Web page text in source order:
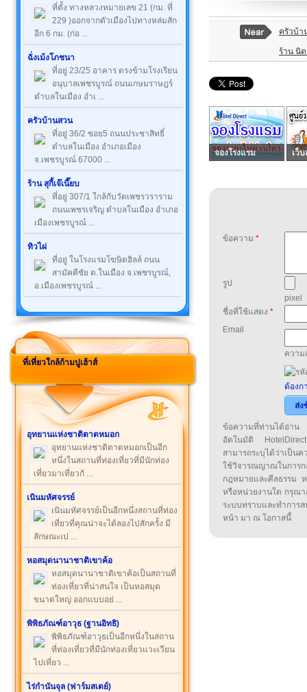
ที่ตั้ง ทางหลวงหมายเลข 21 (กม. ที่
229 )ออกจากตัวเมืองไปทางหล่มสัก
อีก 6 กม. (ก่อ ...
ฉั่งเม้งโภชนา
ที่อยู่ 23/25 อาคาร ตรงข้ามโรงเรียน
อนุบาลเพชรบูรณ์ ถนนเกษมราษฎร์
ตำบลในเมือง อำเ ...
ครัวบ้านสวน
ที่อยู่ 36/2 ซอย5 ถนนประชาสิทธิ์
ตำบลในเมือง อำเภอเมือง
จ.เพชรบูรณ์ 67000 ...
ร้าน สุกี้เจ๊เนี๊ยบ
ที่อยู่ 307/1 ใกล้กับวัดเพชรวราราม
ถนนเพชรเจริญ ตำบลในเมือง อำเภอ
เมืองเพชรบูรณ์ ...
ทิวไผ่
ที่อยู่ ในโรงแรมโฆษิตฮิลล์ ถนน
สามัคคีชัย ต.ในเมือง จ.เพชรบูรณ์,
อ.เมืองเพชรบูรณ์ ...
ที่เที่ยวใกล้ก้ามปูเฮ้าส์
อุทยานแห่งชาติตาดหมอก
อุทยานแห่งชาติตาดหมอกเป็นอีก
หนึ่งในสถานที่ท่องเที่ยวที่มีนักท่อง
เที่ยวมาเที่ยวกั ...
เนินมหัศจรรย์
เนินมหัศจรรย์เป็นอีกหนึ่งสถานที่ท่อง
เที่ยวที่คุณน่าจะได้ลองไปสักครั้ง มี
ลักษณะเป ...
หอสมุดนานาชาติเขาค้อ
หอสมุดนานาชาติเขาค้อเป็นสถานที่
ท่องเที่ยวที่น่าสนใจ เป็นหอสมุด
ขนาดใหญ่ ออกแบบอย่ ...
พิพิธภัณฑ์อาวุธ (ฐานอิทธิ)
พิพิธภัณฑ์อาวุธเป็นอีกหนึ่งในสถาน
ที่ท่องเที่ยวที่มีนักท่องเที่ยวแวะเวียน
ไปเที่ยว ...
ไร่กำนันจุล (ฟาร์มสเตย์)
ครัวบ้า
ร้าน นิ
จองโรงแรม เว็
ข้อความ *
รูป
pixel
ชื่อที่ใช้แสดง *
Email
ความ
ต้องก
ส่ง
ข้อความที่ท่านได้อ่าน
อัตโนมัติ
สามารถระบุได้ว่าเป็น
ใช้วิจารณญาณในกา
กฎหมายและศีลธรรม
หรือหน่วยงานใด กรุณา
ระบบทราบและทำกา
หน้า มา ณ โอกาสนี้